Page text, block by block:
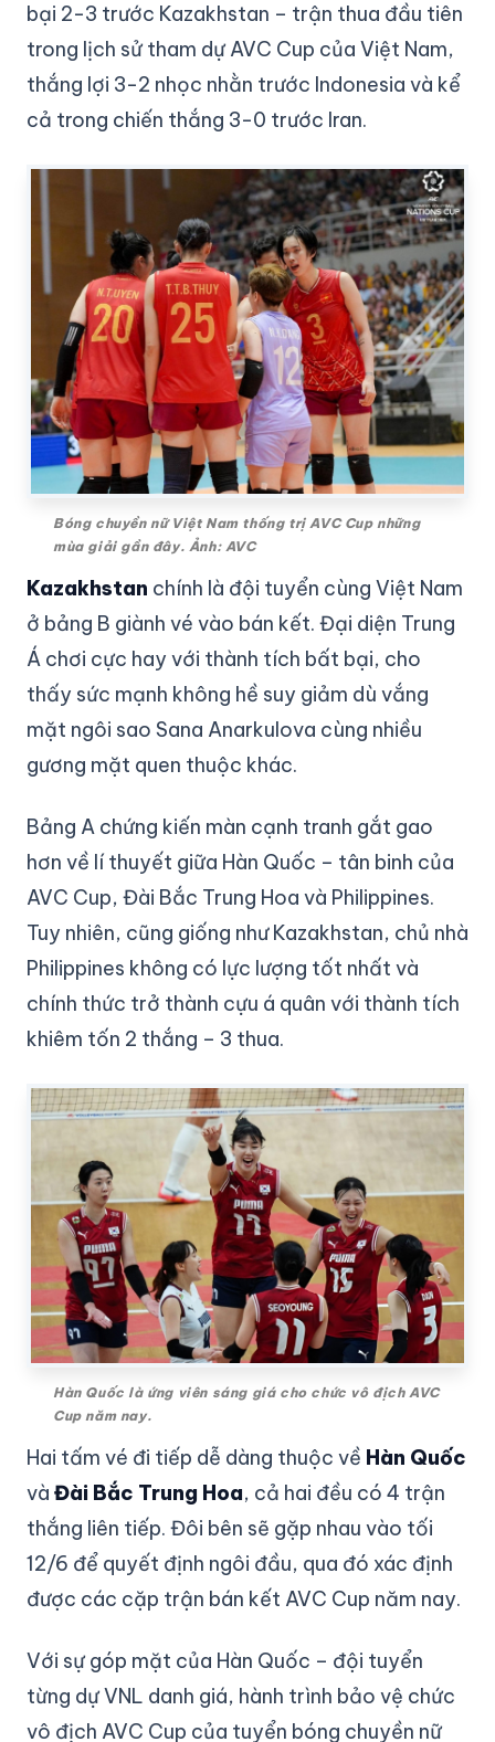
bại 2-3 trước Kazakhstan – trận thua đầu tiên
trong lịch sử tham dự AVC Cup của Việt Nam,
thắng lợi 3-2 nhọc nhằn trước Indonesia và kể
cả trong chiến thắng 3-0 trước Iran.
Bóng chuyền nữ Việt Nam thống trị AVC Cup những
mùa giải gần đây. Ảnh: AVC
Kazakhstan chính là đội tuyển cùng Việt Nam
ở bảng B giành vé vào bán kết. Đại diện Trung
Á chơi cực hay với thành tích bất bại, cho
thấy sức mạnh không hề suy giảm dù vắng
mặt ngôi sao Sana Anarkulova cùng nhiều
gương mặt quen thuộc khác.
Bảng A chứng kiến màn cạnh tranh gắt gao
hơn về lí thuyết giữa Hàn Quốc – tân binh của
AVC Cup, Đài Bắc Trung Hoa và Philippines.
Tuy nhiên, cũng giống như Kazakhstan, chủ nhà
Philippines không có lực lượng tốt nhất và
chính thức trở thành cựu á quân với thành tích
khiêm tốn 2 thắng – 3 thua.
Hàn Quốc là ứng viên sáng giá cho chức vô địch AVC
Cup năm nay.
Hai tấm vé đi tiếp dễ dàng thuộc về Hàn Quốc
và Đài Bắc Trung Hoa, cả hai đều có 4 trận
thắng liên tiếp. Đôi bên sẽ gặp nhau vào tối
12/6 để quyết định ngôi đầu, qua đó xác định
được các cặp trận bán kết AVC Cup năm nay.
Với sự góp mặt của Hàn Quốc – đội tuyển
từng dự VNL danh giá, hành trình bảo vệ chức
vô địch AVC Cup của tuyển bóng chuyền nữ